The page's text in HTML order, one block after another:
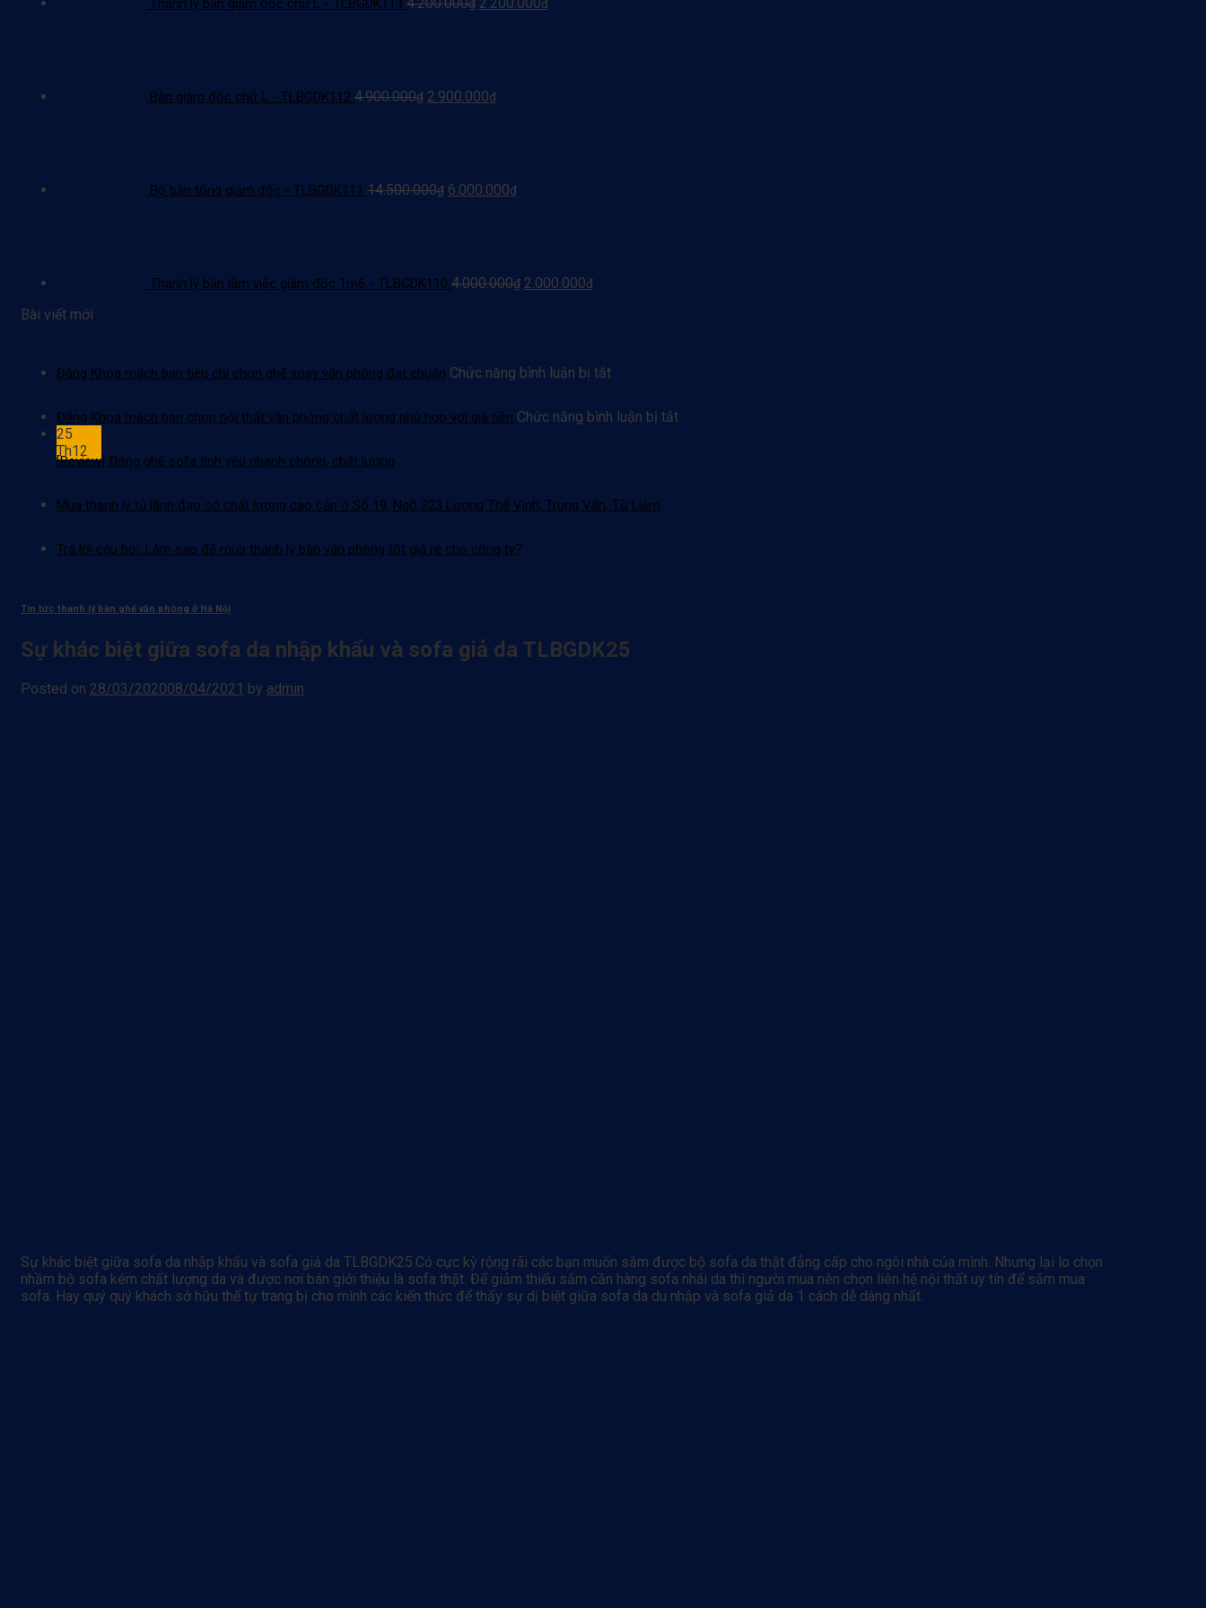
Thanh lý bàn giám đốc chữ L - TLBGDK113 ₫ ₫
Bàn giám đốc chữ L - TLBGDK112 4.900.000₫ 2.900.000₫
Bộ bàn tổng giám đốc - TLBGDK111 14.500.000₫ 6.000.000₫
Thanh lý bàn làm việc giám đốc 1m6 - TLBGDK110 4.000.000₫ 2.000.000₫
Bài viết mới
Đăng Khoa mách bạn tiêu chí chọn ghế xoay văn phòng đạt chuẩn Chức năng bình luận bị tắtở
mách
ghế
Đăng Khoa mách bạn chọn nội thất văn phòng chất lượng phù hợp với giá tiền Chức năng bình luận bị tắtở
25
Th12
[Review] Đóng ghế sofa tình yêu nhanh chóng, chất lượng
Mua thanh lý tủ lãnh đạo có chất lượng cao cấp ở Số 19, Ngõ 323 Lương Thế Vinh, Trung Văn, Từ Liêm
Trả lời câu hỏi: Làm sao để mua thanh lý bàn văn phòng tốt giá rẻ cho công ty?
Tin tức thanh lý bàn ghế văn phòng ở Hà Nội
Sự khác biệt giữa sofa da nhập khẩu và sofa giả da TLBGDK25
Posted on 28/03/202008/04/2021 by admin
Sự khác biệt giữa sofa da nhập khẩu và sofa giả da TLBGDK25.Có cực kỳ rộng rãi các bạn muốn sắm được bộ sofa da thật đẳng cấp cho ngôi nhà của mình. Nhưng lại lo chọn
nhầm bộ sofa kém chất lượng da và được nơi bán giới thiệu là sofa thật. Để giảm thiểu sắm cần hàng sofa nhái da thì người mua nên chọn liên hệ nội thất uy tín để sắm mua
sofa. Hay quý quý khách sở hữu thể tự trang bị cho mình các kiến thức để thấy sự dị biệt giữa sofa da du nhập và sofa giả da 1 cách dễ dàng nhất.